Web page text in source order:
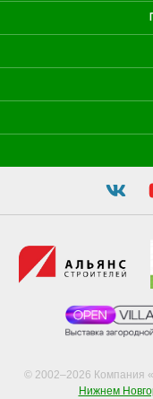
© 2002–2026 Компания
Нижнем